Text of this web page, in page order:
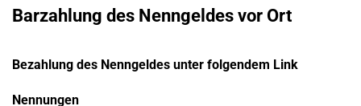
Barzahlung des Nenngeldes vor Ort
Bezahlung des Nenngeldes unter folgendem Link
Nennungen